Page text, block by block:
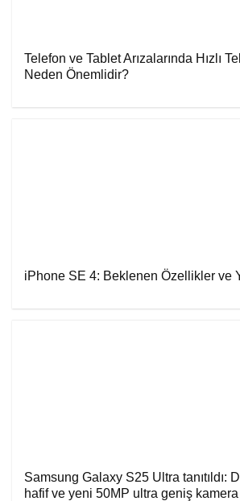
Telefon ve Tablet Arızalarında Hızlı
Neden Önemlidir?
iPhone SE 4: Beklenen Özellikler ve
Samsung Galaxy S25 Ultra tanıtıldı:
hafif ve yeni 50MP ultra geniş kamera